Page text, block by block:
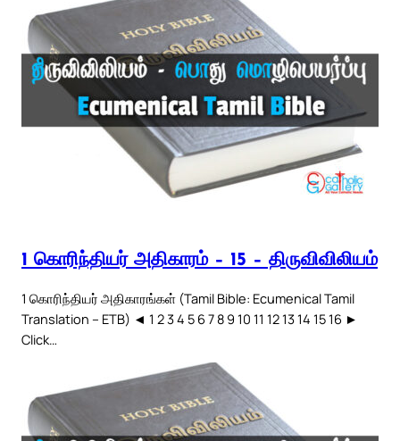
1 கொரிந்தியர் அதிகாரம் – 15 – திருவிவிலியம்
1 கொரிந்தியர் அதிகாரங்கள் (Tamil Bible: Ecumenical Tamil
Translation – ETB) ◄ 1 2 3 4 5 6 7 8 9 10 11 12 13 14 15 16 ►
Click…